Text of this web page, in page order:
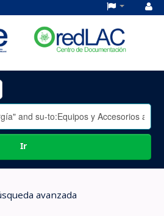
Ir
avanzada